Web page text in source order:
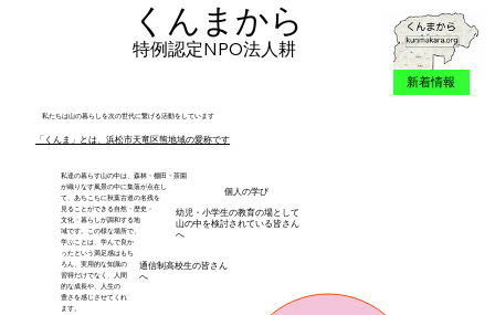
くんまから
特例認定NPO法人耕
私たちは山の暮らしを次の世代に繋げる活動をしています
新着情報
「くんま」とは、浜松市天竜区熊地域の愛称です
​個人の学び
私達の暮らす山の中は、森林・棚田・茶園
が織りなす風景の中に集落が点在し
て、あちこちに秋葉古道の名残を
見ることができる自然・歴史・
文化・暮らしが​調和する地
域です。この様な場所で、
学ぶことは、学んで良か
ったという満足感はもち
ろん、実用的な知識の
習得だけでなく、人間
的な成長や、人生の
豊さを感じさせてくれ
​ます。
幼児・小学生の教育の場として
山の中を検討されている皆さん
へ
通信制高校生の皆さん
へ